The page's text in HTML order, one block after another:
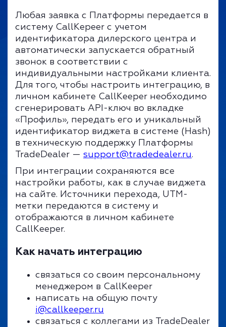
Любая заявка с Платформы передается в
систему CallKepeer с учетом
идентификатора дилерского центра и
автоматически запускается обратный
звонок в соответствии с
индивидуальными настройками клиента.
Для того, чтобы настроить интеграцию, в
личном кабинете CallKeeper необходимо
сгенерировать API-ключ во вкладке
«Профиль», передать его и уникальный
идентификатор виджета в системе (Hash)
в техническую поддержку Платформы
TradeDealer — support@tradedealer.ru.
При интеграции сохраняются все
настройки работы, как в случае виджета
на сайте. Источники перехода, UTM-
метки передаются в систему и
отображаются в личном кабинете
CallKeeper.
Как начать интеграцию
связаться со своим персональному
менеджером в CallKeeper
написать на общую почту
i@callkeeper.ru
связаться с коллегами из TradeDealer